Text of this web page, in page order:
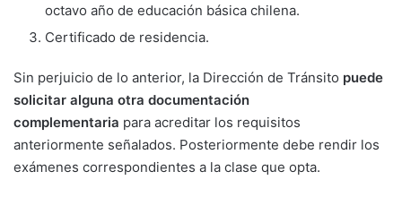
octavo año de educación básica chilena.
Certificado de residencia.
Sin perjuicio de lo anterior, la Dirección de Tránsito puede
solicitar alguna otra documentación
complementaria para acreditar los requisitos
anteriormente señalados. Posteriormente debe rendir los
exámenes correspondientes a la clase que opta.